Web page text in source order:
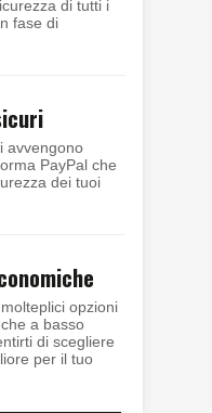
di tutti i
fase di
avvengono
PayPal che
dei tuoi
opzioni
a basso
di scegliere
per il tuo